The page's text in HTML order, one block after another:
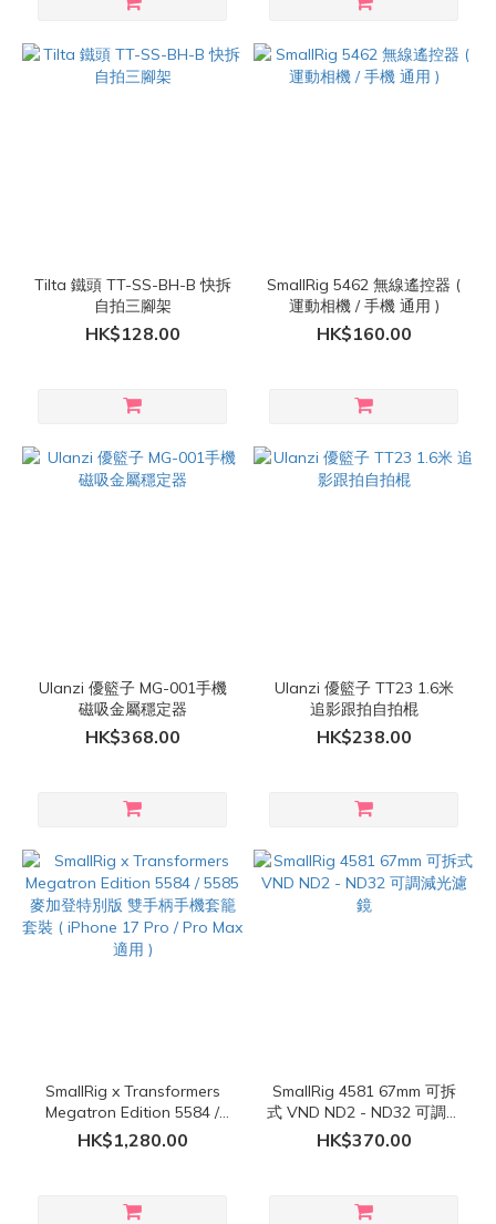
Tilta 鐵頭 TT-SS-BH-B 快拆
自拍三腳架
HK$128.00
SmallRig 5462 無線遙控器 (
運動相機 / 手機 通用 )
HK$160.00
Ulanzi 優籃子 MG-001手機
磁吸金屬穩定器
HK$368.00
Ulanzi 優籃子 TT23 1.6米
追影跟拍自拍棍
HK$238.00
SmallRig x Transformers
Megatron Edition 5584 /
5585 麥加登特別版 雙手柄
手機套籠套裝 ( iPhone 17
HK$1,280.00
SmallRig 4581 67mm 可拆
式 VND ND2 - ND32 可調減
光濾鏡
HK$370.00